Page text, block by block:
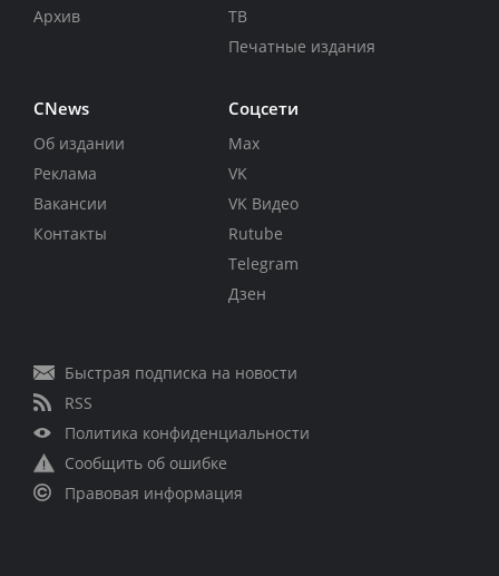
Архив
ТВ
Печатные издания
CNews
Об издании
Реклама
Вакансии
Контакты
Соцсети
Max
VK
VK Видео
Rutube
Telegram
Дзен
Быстрая подписка на новости
RSS
Политика конфиденциальности
Сообщить об ошибке
Правовая информация